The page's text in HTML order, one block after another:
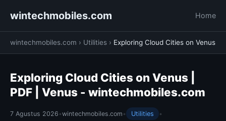
wintechmobiles.com Home
wintechmobiles.com › Utilities › Exploring Cloud Cities on Venus
Exploring Cloud Cities on Venus |
PDF | Venus - wintechmobiles.com
7 Agustus 2026 •wintechmobiles.com • Utilities
•